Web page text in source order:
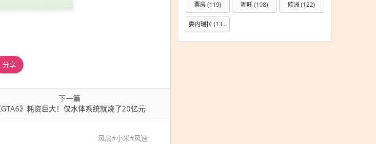
分享
下一篇
GTA6》耗资巨大！仅水体系统就烧了20亿元
风扇#小米#风速
票房 (119) 哪吒(198) 欧洲 (122)
委内瑞拉(133)